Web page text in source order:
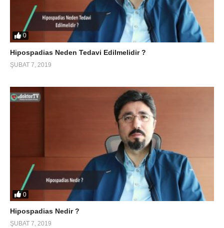
0
Hipospadias Neden Tedavi Edilmelidir ?
ŞUBAT 7, 2019
0
Hipospadias Nedir ?
ŞUBAT 7, 2019